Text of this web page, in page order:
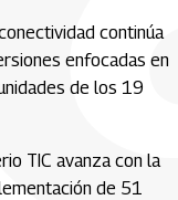
continúa
enfocadas en
de los 19
TIC avanza con la
de 51